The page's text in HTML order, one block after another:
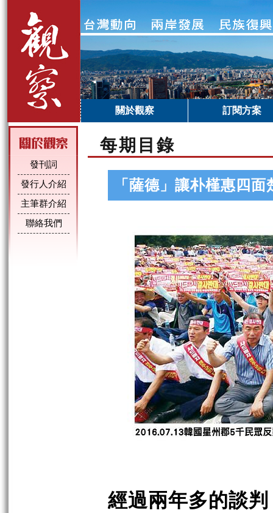
關於觀察 訂閱方案
發刊詞
發行人介紹
主筆群介紹
聯絡我們
每期目錄
「薩德」讓朴槿惠四
經過兩年多的談